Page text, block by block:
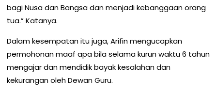
bagi Nusa dan Bangsa dan menjadi kebanggaan orang
tua.” Katanya.
Dalam kesempatan itu juga, Arifin mengucapkan
permohonan maaf apa bila selama kurun waktu 6 tahun
mengajar dan mendidik bayak kesalahan dan
kekurangan oleh Dewan Guru.